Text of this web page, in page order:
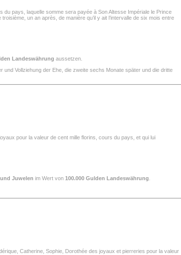
pays, laquelle somme sera payée à Son Altesse Impériale le Prince
un an après, de manière qu’il y ait l’intervalle de six mois entre
Landeswährung aussetzen.
Vollziehung der Ehe, die zweite sechs Monate später und die dritte
pour la valeur de cent mille florins, cours du pays, et qui lui
Juwelen im Wert von 100.000 Gulden Landeswährung.
Catherine, Sophie, Dorothée des joyaux et pierreries pour la valeur